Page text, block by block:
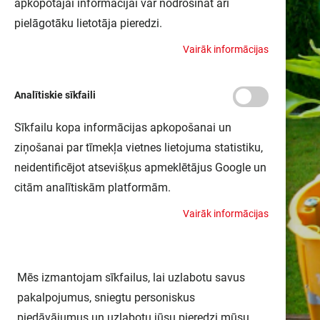
apkopotajai informācijai var nodrošināt arī
pielāgotāku lietotāja pieredzi.
Vairāk informācijas
Analītiskie sīkfaili
Sīkfailu kopa informācijas apkopošanai un
ziņošanai par tīmekļa vietnes lietojuma statistiku,
neidentificējot atsevišķus apmeklētājus Google un
citām analītiskām platformām.
Vairāk informācijas
Mēs izmantojam sīkfailus, lai uzlabotu savus
pakalpojumus, sniegtu personiskus